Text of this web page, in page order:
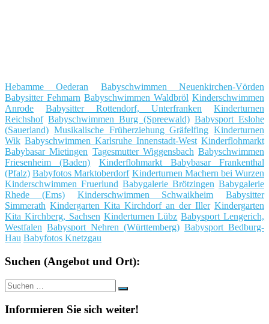
Hebamme Oederan
Babyschwimmen Neuenkirchen-Vörden
Babysitter Fehmarn Babyschwimmen Waldbröl Kinderschwimmen
Anrode
Babysitter Rottendorf, Unterfranken
Kinderturnen
Reichshof Babyschwimmen Burg (Spreewald) Babysport Eslohe
(Sauerland) Musikalische Früherziehung Gräfelfing Kinderturnen
Wik Babyschwimmen Karlsruhe Innenstadt-West Kinderflohmarkt
Babybasar Mietingen Tagesmutter Wiggensbach Babyschwimmen
Friesenheim (Baden)
Kinderflohmarkt Babybasar Frankenthal
(Pfalz) Babyfotos Marktoberdorf Kinderturnen Machern bei Wurzen
Kinderschwimmen Fruerlund Babygalerie Brötzingen Babygalerie
Rhede (Ems)
Kinderschwimmen Schwaikheim
Babysitter
Simmerath Kindergarten Kita Kirchdorf an der Iller Kindergarten
Kita Kirchberg, Sachsen Kinderturnen Lübz Babysport Lengerich,
Westfalen Babysport Nehren (Württemberg) Babysport Bedburg-
Hau Babyfotos Knetzgau
Suchen (Angebot und Ort):
Suche
nach:
Suchen
Informieren Sie sich weiter!